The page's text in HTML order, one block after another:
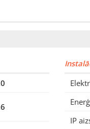
IP